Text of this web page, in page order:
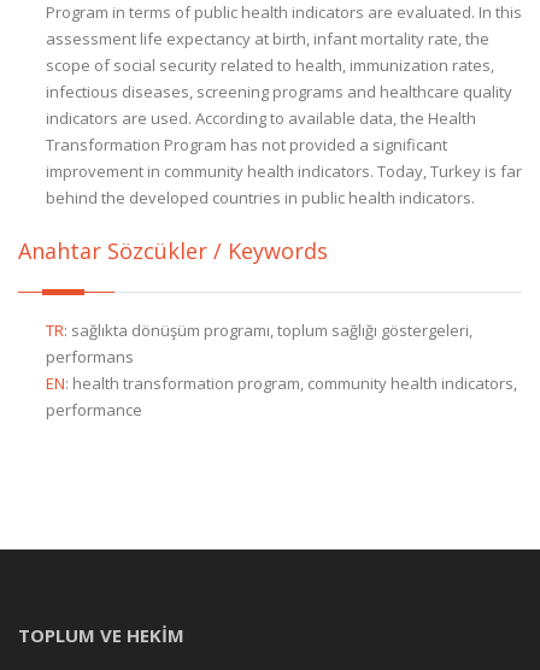
Program in terms of public health indicators are evaluated. In this
assessment life expectancy at birth, infant mortality rate, the
scope of social security related to health, immunization rates,
infectious diseases, screening programs and healthcare quality
indicators are used. According to available data, the Health
Transformation Program has not provided a significant
improvement in community health indicators. Today, Turkey is far
behind the developed countries in public health indicators.
Anahtar Sözcükler / Keywords
TR: sağlıkta dönüşüm programı, toplum sağlığı göstergeleri,
performans
EN: health transformation program, community health indicators,
performance
TOPLUM VE HEKİM